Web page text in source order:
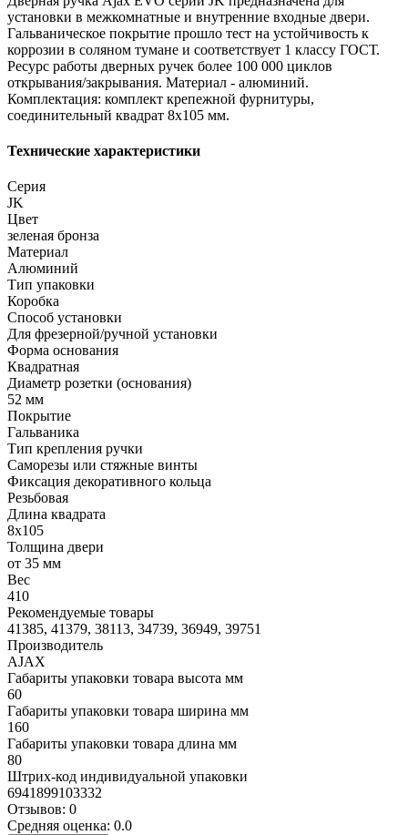
установки в межкомнатные и внутренние входные двери.
Гальваническое покрытие прошло тест на устойчивость к
коррозии в соляном тумане и соответствует 1 классу ГОСТ.
Ресурс работы дверных ручек более 100 000 циклов
открывания/закрывания. Материал - алюминий.
Комплектация: комплект крепежной фурнитуры,
соединительный квадрат 8x105 мм.
Технические характеристики
Серия
JK
Цвет
зеленая бронза
Материал
Алюминий
Тип упаковки
Коробка
Способ установки
Для фрезерной/ручной установки
Форма основания
Квадратная
Диаметр розетки (основания)
52 мм
Покрытие
Гальваника
Тип крепления ручки
Саморезы или стяжные винты
Фиксация декоративного кольца
Резьбовая
Длина квадрата
8x105
Толщина двери
от 35 мм
Вес
410
Рекомендуемые товары
41385, 41379, 38113, 34739, 36949, 39751
Производитель
AJAX
Габариты упаковки товара высота мм
60
Габариты упаковки товара ширина мм
160
Габариты упаковки товара длина мм
80
Штрих-код индивидуальной упаковки
6941899103332
Отзывов: 0
Средняя оценка: 0.0